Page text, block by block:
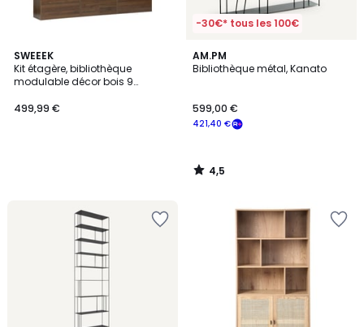
SWEEEK
Kit étagère, bibliothèque
modulable décor bois 9
499,99 €
-30€* tous les 100€
AM.PM
Bibliothèque métal, Kanato
421,40 €
599,00 €
4,5
/ 5
4,5
/